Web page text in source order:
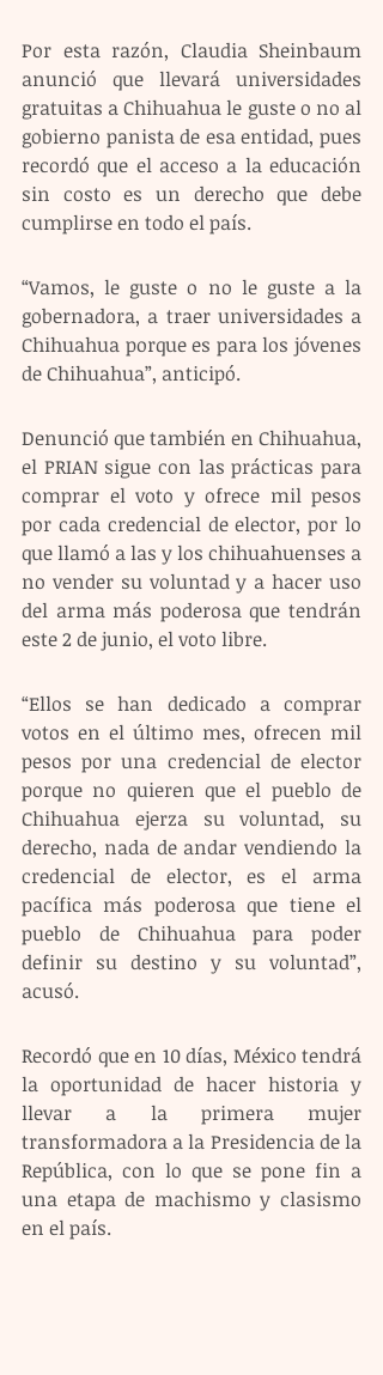
Por esta razón, Claudia Sheinbaum
anunció que llevará universidades
gratuitas a Chihuahua le guste o no al
gobierno panista de esa entidad, pues
recordó que el acceso a la educación
sin costo es un derecho que debe
cumplirse en todo el país.
“Vamos, le guste o no le guste a la
gobernadora, a traer universidades a
Chihuahua porque es para los jóvenes
de Chihuahua”, anticipó.
Denunció que también en Chihuahua,
el PRIAN sigue con las prácticas para
comprar el voto y ofrece mil pesos
por cada credencial de elector, por lo
que llamó a las y los chihuahuenses a
no vender su voluntad y a hacer uso
del arma más poderosa que tendrán
este 2 de junio, el voto libre.
“Ellos se han dedicado a comprar
votos en el último mes, ofrecen mil
pesos por una credencial de elector
porque no quieren que el pueblo de
Chihuahua ejerza su voluntad, su
derecho, nada de andar vendiendo la
credencial de elector, es el arma
pacífica más poderosa que tiene el
pueblo de Chihuahua para poder
definir su destino y su voluntad”,
acusó.
Recordó que en 10 días, México tendrá
la oportunidad de hacer historia y
llevar a la primera mujer
transformadora a la Presidencia de la
República, con lo que se pone fin a
una etapa de machismo y clasismo
en el país.